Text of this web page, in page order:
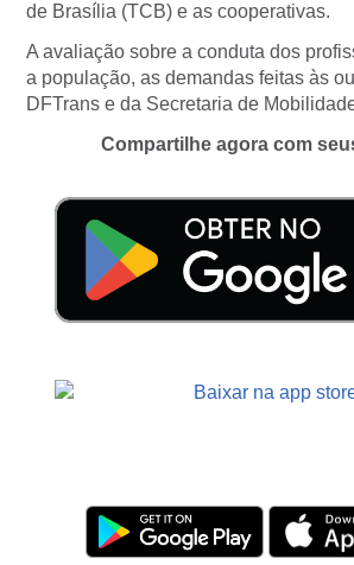
de Brasília (TCB) e as cooperativas.
A avaliação sobre a conduta dos
a população, as demandas feitas às
DFTrans e da Secretaria de
Compartilhe agora com